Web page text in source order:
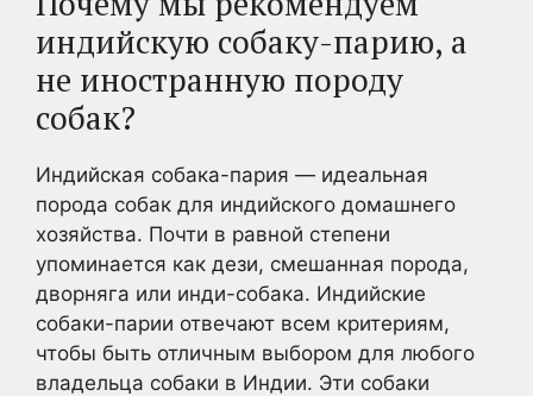
индийскую собаку-парию, а
не иностранную породу
собак?
Индийская собака-пария — идеальная
порода собак для индийского домашнего
хозяйства. Почти в равной степени
упоминается как дези, смешанная порода,
дворняга или инди-собака. Индийские
собаки-парии отвечают всем критериям,
чтобы быть отличным выбором для любого
владельца собаки в Индии. Эти собаки